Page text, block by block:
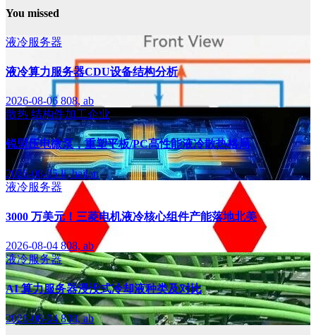
You missed
液冷服务器
液冷算力服务器CDU设备结构分析
2026-08-06808, ab
散热 结构件加工企业
锐盟压电微泵，重塑平板/PC高性能液冷散热格局
2026-08-05li, hailan
液冷服务器
3000 万美元！三菱电机液冷核心组件产能落地北美
2026-08-04 808, ab
液冷服务器
AI 算力服务器浸没式冷却液种类及对比
2026-08-04808, ab